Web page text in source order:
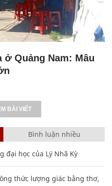
ở Quảng Nam: Mâu
BÀI VIẾT
Bình luận nhiều
đại học của Lý Nhã Kỳ
thức lượng giác bằng thơ,